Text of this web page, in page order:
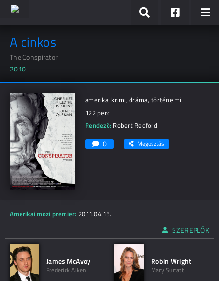
A cinkos
The Conspirator
2010
amerikai krimi, dráma, történelmi
122 perc
Rendező: Robert Redford
0 Megosztás
Amerikai mozi premier: 2011.04.15.
SZEREPLŐK
James McAvoy
Frederick Aiken
Robin Wright
Mary Surratt